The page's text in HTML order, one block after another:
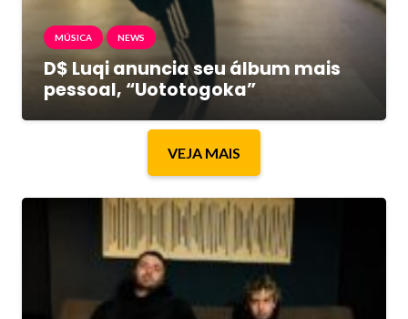
MÚSICA NEWS
D$ Luqi anuncia seu álbum mais
pessoal, “Uototogoka”
VEJA MAIS